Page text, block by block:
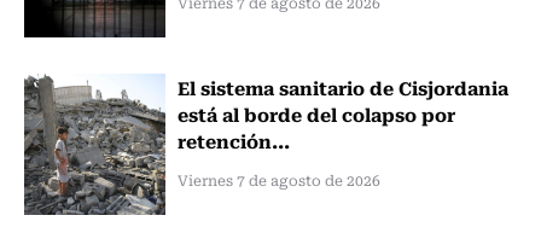
El sistema sanitario de Cisjordania
está al borde del colapso por
retención...
Viernes 7 de agosto de 2026